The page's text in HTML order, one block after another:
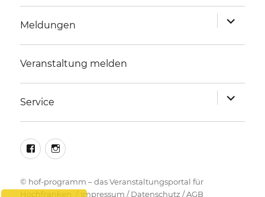
Meldungen
anzeigen
Veranstaltung melden
Service
anzeigen
facebookinstagram
© hof-programm – das Veranstaltungsportal für
Hochfranken
Impressum /Datenschutz /AGB